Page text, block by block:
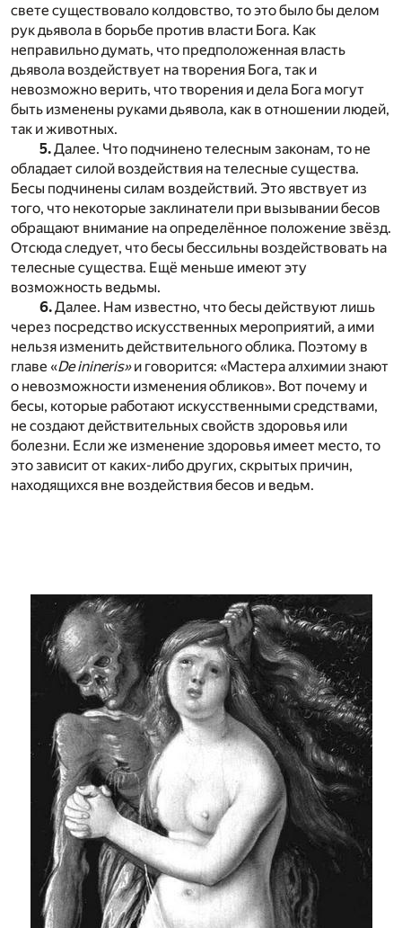
свете существовало колдовство, то это было бы делом
рук дьявола в борьбе против власти Бога. Как
неправильно думать, что предположенная власть
дьявола воздействует на творения Бога, так и
невозможно верить, что творения и дела Бога могут
быть изменены руками дьявола, как в отношении людей,
так и животных.
5.Далее. Что подчинено телесным законам, то не
обладает силой воздействия на телесные существа.
Бесы подчинены силам воздействий. Это явствует из
того, что некоторые заклинатели при вызывании бесов
обращают внимание на определённое положение звёзд.
Отсюда следует, что бесы бессильны воздействовать на
телесные существа. Ещё меньше имеют эту
возможность ведьмы.
6.Далее. Нам известно, что бесы действуют лишь
через посредство искусственных мероприятий, а ими
нельзя изменить действительного облика. Поэтому в
главе «De inineris»и говорится: «Мастера алхимии знают
о невозможности изменения обликов». Вот почему и
бесы, которые работают искусственными средствами,
не создают действительных свойств здоровья или
болезни. Если же изменение здоровья имеет место, то
это зависит от каких-либо других, скрытых причин,
находящихся вне воздействия бесов и ведьм.